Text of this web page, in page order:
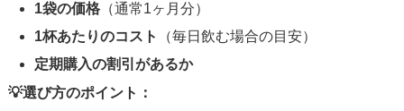
1袋の価格 （通常1ヶ月分）
1杯あたりのコスト
（毎日飲む場合の目安）
定期購入の割引があるか
💡選び方のポイント：